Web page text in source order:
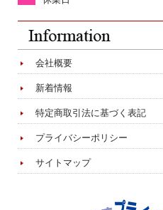
会社概要
新着情報
特定商取引法に基づく表記
プライバシーポリシー
サイトマップ